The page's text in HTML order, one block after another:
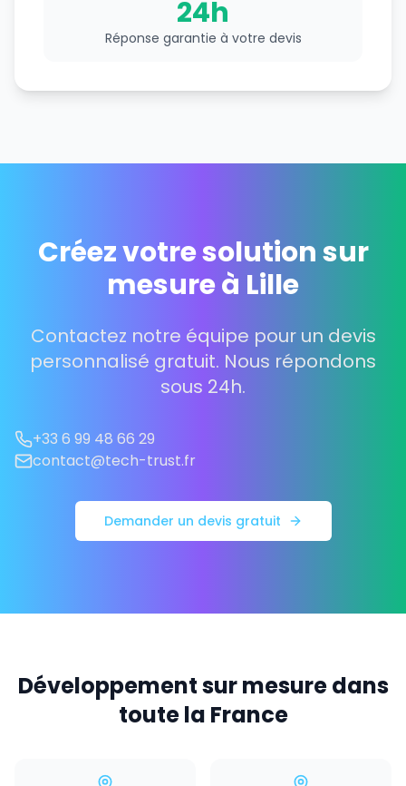
24h
Réponse garantie à votre devis
Créez votre solution sur
mesure à Lille
Contactez notre équipe pour un devis
personnalisé gratuit. Nous répondons
sous 24h.
+33 6 99 48 66 29
contact@tech-trust.fr
Demander un devis gratuit
Développement sur mesure dans
toute la France